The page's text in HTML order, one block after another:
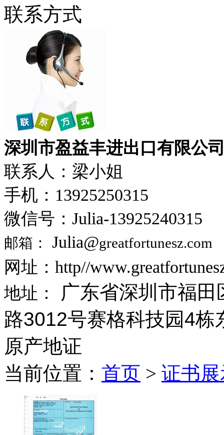
联系方式
深圳市盈益丰进出口有限公
联系人：梁小姐
手机：13925250315
微信号：Julia-13925240315
邮箱： Julia@greatfortunesz.com
网址：http//
地址：
广东省深圳市福
路3012号赛格科技园4栋
原产地证
当前位置： 首页 > 证书